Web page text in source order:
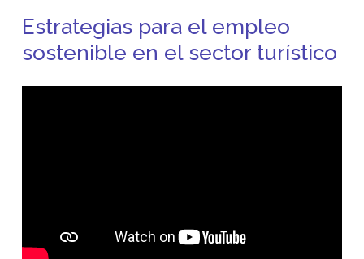
Estrategias para el empleo
sostenible en el sector turístico